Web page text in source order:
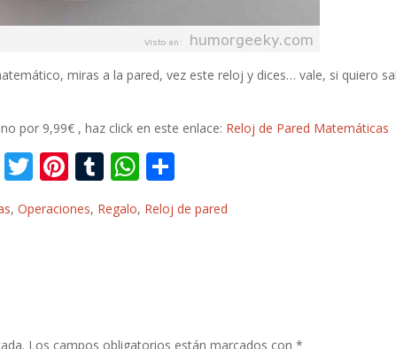
miras a la pared, vez este reloj y dices… vale, si quiero
por 9,99€ , haz click en este enlace: Reloj de Pared Matemáticas
F
ac
e
k
T
itt
Pi
er
T
u
m
W
h
at
p
o
m
r
,Operaciones, Regalo, Reloj de pared
Los campos obligatorios están marcados con*